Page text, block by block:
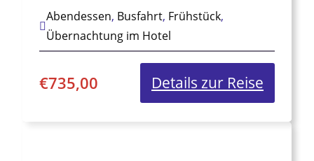
Abendessen, Busfahrt, Frühstück,
Übernachtung im Hotel
€735,00 Details zur Reise